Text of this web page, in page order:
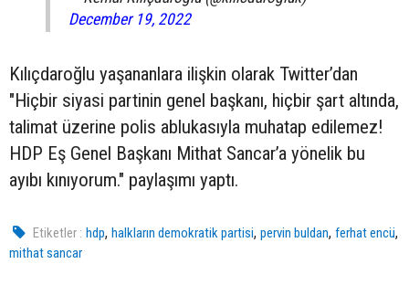
December 19, 2022
Kılıçdaroğlu yaşananlara ilişkin olarak Twitter’dan
"Hiçbir siyasi partinin genel başkanı, hiçbir şart altında,
talimat üzerine polis ablukasıyla muhatap edilemez!
HDP Eş Genel Başkanı Mithat Sancar’a yönelik bu
ayıbı kınıyorum." paylaşımı yaptı.
Etiketler : hdp,halkların demokratik partisi,pervin buldan,ferhat encü,
mithat sancar